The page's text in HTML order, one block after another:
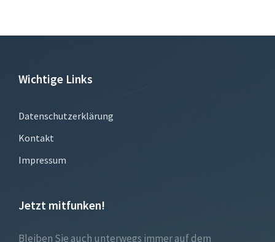
Wichtige Links
Datenschutzerklärung
Kontakt
Impressum
Jetzt mitfunken!
Bleiben Sie auch unterwegs immer auf dem